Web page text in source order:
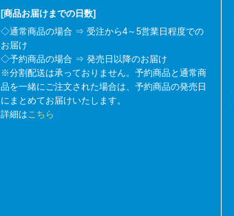
[商品お届けまでの日数]
◇通常商品の場合 ⇒ 受注から4～5営業日程度での
お届け
◇予約商品の場合 ⇒ 発売日以降のお届け
※分割配送は承っておりません。予約商品と通常商
品を一緒にご注文された場合は、予約商品の発売日
にまとめてお届けいたします。
詳細はこちら